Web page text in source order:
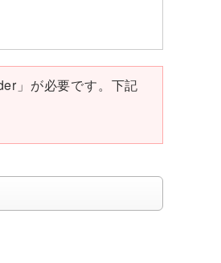
」が必要です。下記